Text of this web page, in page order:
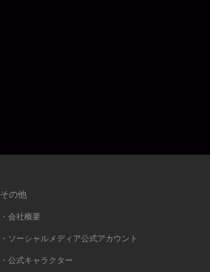
その他
・会社概要
・ソーシャルメディア公式アカウント
・公式キャラクター